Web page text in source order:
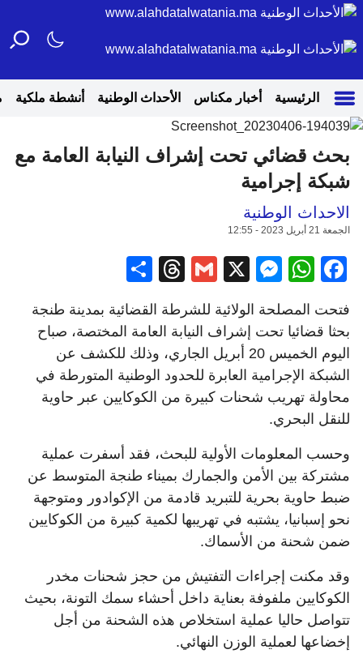
الرئيسية أخبار مكناس الأحداث الوطنية أنشطة ملكية
بحث قضائي تحت إشراف النيابة العامة مع
شبكة إجرامية
الاحداث الوطنية
الجمعة 21 أبريل 2023 - 12:55
Facebook
WhatsApp
Messenger
X
Gmail
Threads
فتحت المصلحة الولائية للشرطة القضائية بمدينة طنجة
بحثا قضائيا تحت إشراف النيابة العامة المختصة، صباح
اليوم الخميس 20 أبريل الجاري، وذلك للكشف عن
الشبكة الإجرامية العابرة للحدود الوطنية المتورطة في
محاولة تهريب شحنات كبيرة من الكوكايين عبر حاوية
للنقل البحري.
وحسب المعلومات الأولية للبحث، فقد أسفرت عملية
مشتركة بين الأمن والجمارك بميناء طنجة المتوسط عن
ضبط حاوية بحرية للتبريد قادمة من الإكوادور ومتوجهة
نحو إسبانيا، يشتبه في تهريبها لكمية كبيرة من الكوكايين
ضمن شحنة من الأسماك.
وقد مكنت إجراءات التفتيش من حجز شحنات مخدر
الكوكايين ملفوفة بعناية داخل أحشاء سمك التونة، بحيث
تتواصل حاليا عملية استخلاص هذه الشحنة من أجل
إخضاعها لعملية الوزن النهائي.